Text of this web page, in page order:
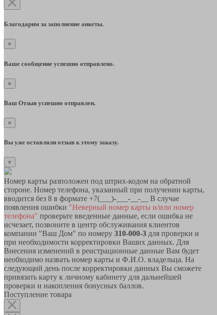
Благодарим за заполнение анкеты.
×
Ваше сообщение успешно отправлено.
×
Ваш Отзыв успешно отправлен.
×
Вы уже оставляли отзыв к этому заказу.
×
Номер карты разположен под штрих-кодом на обратной
стороне. Номер телефона, указанный при получении карты,
вводится без 8 в формате +7(___)-___-__-__ В случае
появления ошибки "Неверный номер карты и/или номер
телефона" проверьте введенные данные, если ошибка не
исчезает, позвоните в центр обслуживания клиентов
компании "Ваш Дом" по номеру 310-000-3 для проверки и
при необходимости корректировки Ваших данных. Для
Внесения изменений в реистрационные данные Вам будет
необходимо назвать номер карты и Ф.И.О. владельца. На
следующий день после корректировки данных Вы сможете
привязать карту к личному кабинету для дальнейшей
проверки и накопления бонусных баллов.
Поступление товара